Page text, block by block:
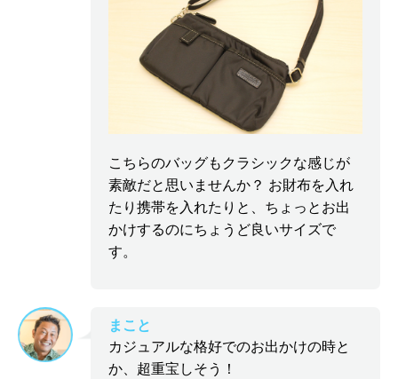
こちらのバッグもクラシックな感じが
素敵だと思いませんか？ お財布を入れ
たり携帯を入れたりと、ちょっとお出
かけするのにちょうど良いサイズで
す。
まこと
カジュアルな格好でのお出かけの時と
か、超重宝しそう！